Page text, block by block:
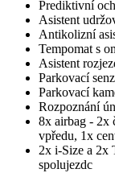
Prediktivní
Asistent
Antikolizní
Tempomat s
Asistent
Parkovací
Parkovací
Rozpoznání
8x airbag - 2x
vpředu, 1x
2x i-Size a 2x
spolujezdc